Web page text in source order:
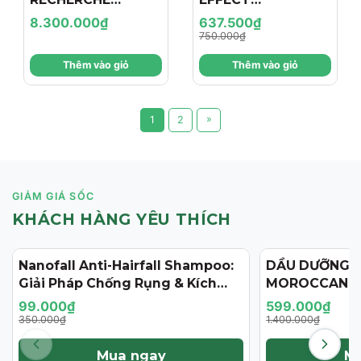
MASQUE PIGM 400
/ MẶT NẠ VÀNG
ĐÁNH THỨC LÀN
DA SÁNG BỪNG
RẠNG RỠ ( 10
8.300.000₫
Thêm vào giỏ
CLEANSING MASK /
MẶT NẠ ĐẤT SÉT
637.500₫
750.000₫
Thêm vào giỏ
1 2 »
GIẢM GIÁ SỐC
KHÁCH HÀNG YÊU THÍCH
- 72%
Nanofall Anti-Hairfall Shampoo:
Giải Pháp Chống Rụng & Kích
Thích Mọc Tóc Chuẩn Y Khoa
99.000₫
350.000₫
Mua ngay
- 57%
DẦU DƯỠNG
125ML
599.000₫
1.400.000₫